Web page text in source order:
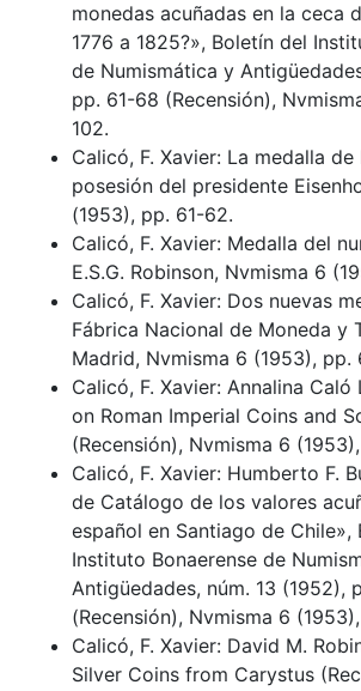
monedas acuñadas en la ceca
1776 a 1825?», Boletín del
de Numismática y
pp. 61-68 (Recensión),
102.
Calicó, F. Xavier: La medalla
posesión del presidente
(1953), pp. 61-62.
Calicó, F. Xavier: Medalla del
E.S.G. Robinson, Nvmisma 6
Calicó, F. Xavier: Dos nuevas
Fábrica Nacional de Moneda y
Madrid, Nvmisma 6 (1953), pp.
Calicó, F. Xavier: Annalina Caló
on Roman Imperial Coins and
(Recensión), Nvmisma 6
Calicó, F. Xavier: Humberto F.
de Catálogo de los valores
español en Santiago de Chile»,
Instituto Bonaerense de
Antigüedades, núm. 13 (1952),
(Recensión), Nvmisma 6
Calicó, F. Xavier: David M.
Silver Coins from Carystus